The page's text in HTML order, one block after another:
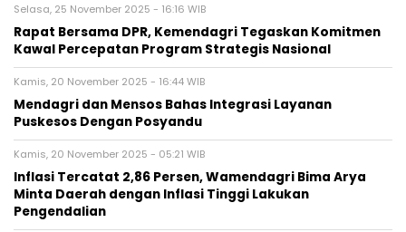
Selasa, 25 November 2025 - 16:16 WIB
Rapat Bersama DPR, Kemendagri Tegaskan Komitmen
Kawal Percepatan Program Strategis Nasional
Kamis, 20 November 2025 - 16:44 WIB
Mendagri dan Mensos Bahas Integrasi Layanan
Puskesos Dengan Posyandu
Kamis, 20 November 2025 - 05:21 WIB
Inflasi Tercatat 2,86 Persen, Wamendagri Bima Arya
Minta Daerah dengan Inflasi Tinggi Lakukan
Pengendalian